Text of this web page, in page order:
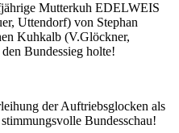
Mutterkuh EDELWEIS
Uttendorf) von Stephan
Kuhkalb (V.Glöckner,
Bundessieg holte!
der Auftriebsglocken als
Bundesschau!